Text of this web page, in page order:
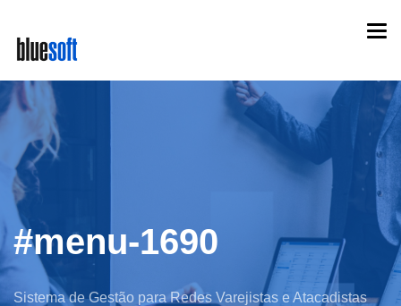
main
content
#menu-1690
Sistema de Gestão para Redes Varejistas e Atacadistas